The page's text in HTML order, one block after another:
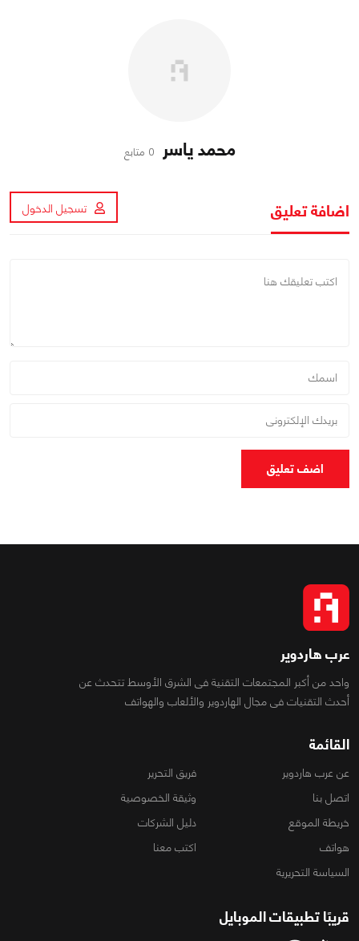
محمد ياسر 0 متابع
اضافة تعليق تسجيل الدخول
اضف تعليق
عرب هاردوير
واحد من أكبر المجتمعات التقنية فى الشرق الأوسط تتحدث عن
أحدث التقنيات فى مجال الهاردوير والألعاب والهواتف
القائمة
عن عرب هاردوير
فريق التحرير
اتصل بنا
وثيقة الخصوصية
خريطة الموقع
دليل الشركات
هواتف
اكتب معنا
السياسة التحريرية
قريبًا تطبيقات الموبايل